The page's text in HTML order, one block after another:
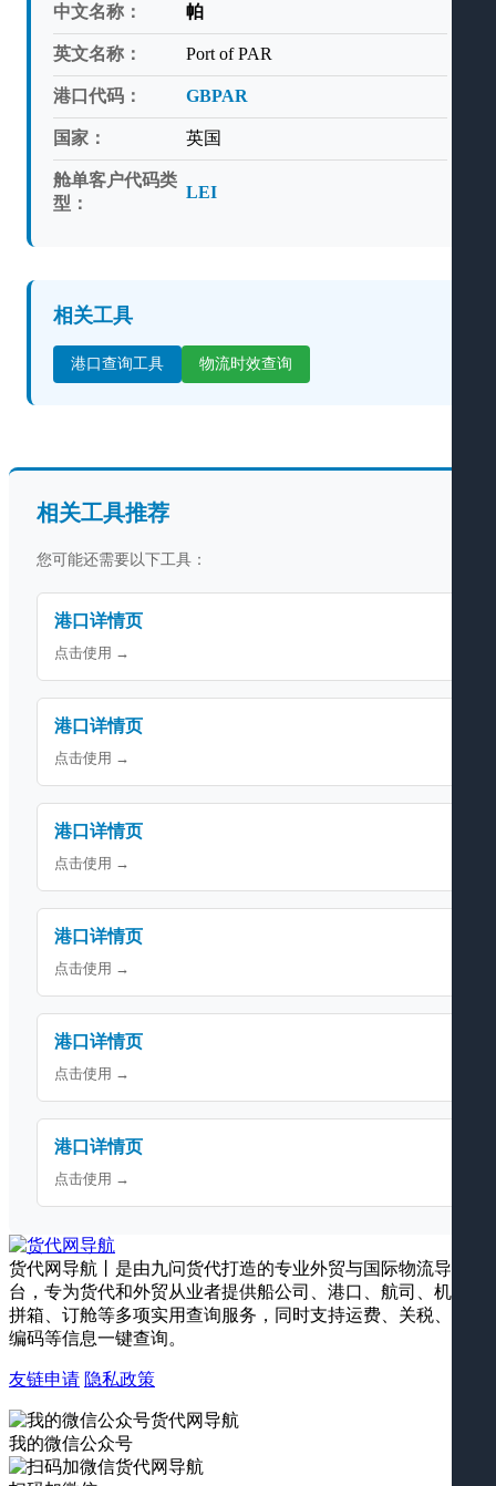
中文名称： 帕
英文名称： Port of PAR
港口代码： GBPAR
国家： 英国
舱单客户代码类
型：
LEI
相关工具
港口查询工具 物流时效查询
相关工具推荐
您可能还需要以下工具：
港口详情页
点击使用 →
港口详情页
点击使用 →
港口详情页
点击使用 →
港口详情页
点击使用 →
港口详情页
点击使用 →
港口详情页
点击使用 →
货代网导航丨是由九问货代打造的专业外贸与国际物流导航平
台，专为货代和外贸从业者提供船公司、港口、航司、机场、
拼箱、订舱等多项实用查询服务，同时支持运费、关税、海关
编码等信息一键查询。
友链申请 隐私政策
我的微信公众号